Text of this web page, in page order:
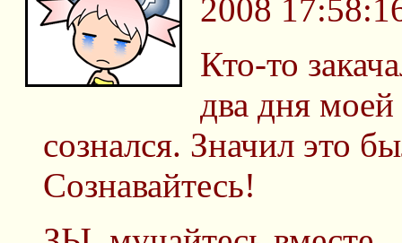
2008
Кто-то
два дня
сознался. Значил это
Сознавайтесь!